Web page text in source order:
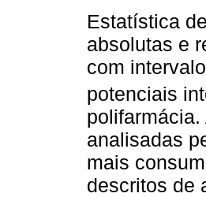
Estatística
absolutas e
com
potenciais
analisadas
mais
descritos de